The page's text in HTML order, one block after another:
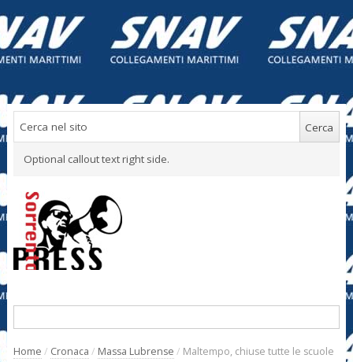
Optional callout text right side.
Home / Cronaca / Massa Lubrense / Maltempo, chiuse tutte le scuole